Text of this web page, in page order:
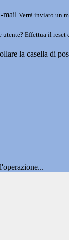
mail Verrà inviato un
utente? Effettua il reset
la casella di